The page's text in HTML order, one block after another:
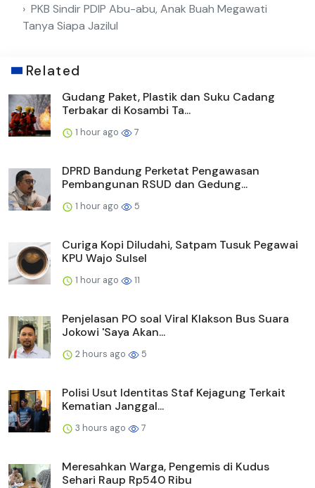
PKB Sindir PDIP Abu-abu, Anak Buah Megawati
Tanya Siapa Jazilul
Related
Gudang Paket, Plastik dan Suku Cadang
Terbakar di Kosambi Ta...
1 hour ago 7
DPRD Bandung Perketat Pengawasan
Pembangunan RSUD dan Gedung...
1 hour ago 5
Curiga Kopi Diludahi, Satpam Tusuk Pegawai
KPU Wajo Sulsel
1 hour ago 11
Penjelasan PO soal Viral Klakson Bus Suara
Jokowi 'Saya Akan...
2 hours ago 5
Polisi Usut Identitas Staf Kejagung Terkait
Kematian Janggal...
3 hours ago 7
Meresahkan Warga, Pengemis di Kudus
Sehari Raup Rp540 Ribu